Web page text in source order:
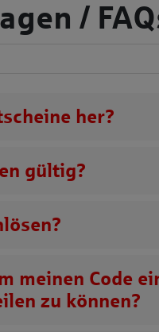
/
her?
gültig?
meinen Code
zu können?